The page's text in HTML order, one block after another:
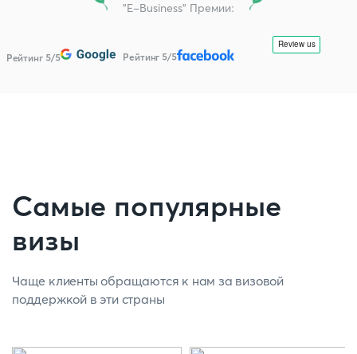
"E-Business" Премии:
Рейтинг 5/5 Рейтинг 5/5
Самые популярные
визы
Чаще клиенты обращаются к нам за визовой
поддержкой в эти страны